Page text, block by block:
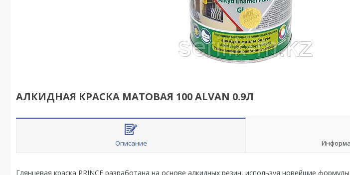
АЛКИДНАЯ КРАСКА МАТОВАЯ 100 ALVAN 0.9Л
Описание
Глянцевая краска PRINCE разработана на основе алкидных резин, используя новейшие